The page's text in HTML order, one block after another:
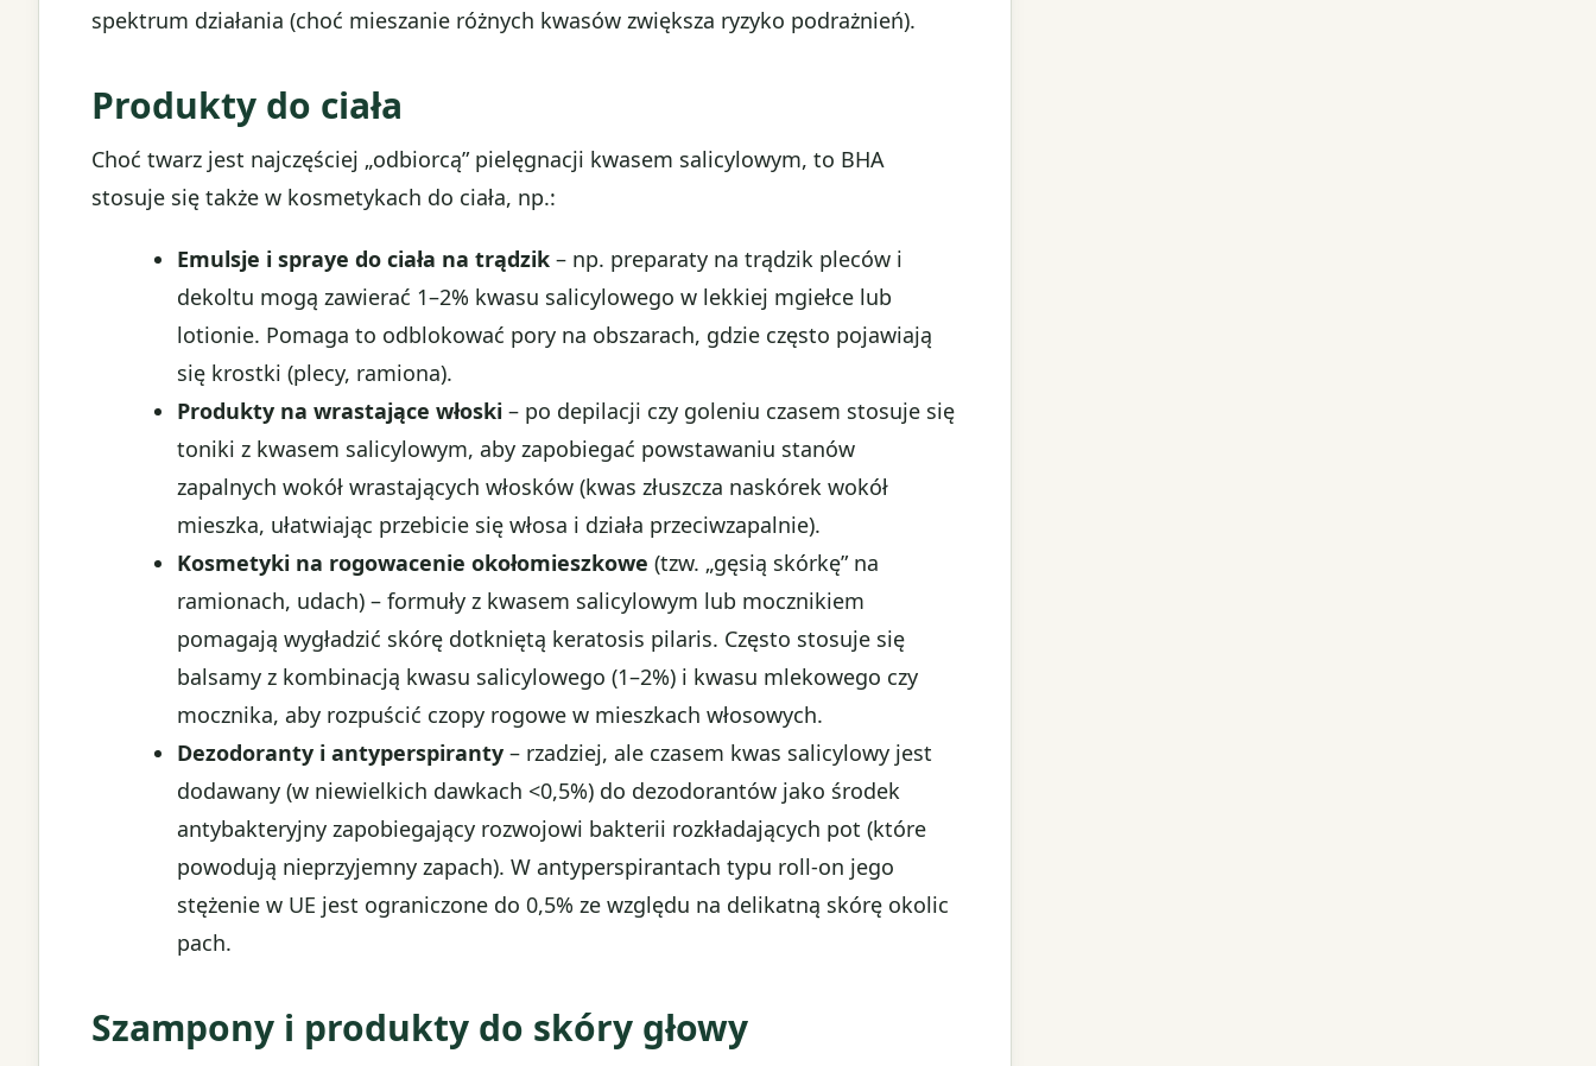
spektrum działania (choć mieszanie różnych kwasów zwiększa ryzyko podrażnień).
Produkty do ciała
Choć twarz jest najczęściej „odbiorcą” pielęgnacji kwasem salicylowym, to BHA
stosuje się także w kosmetykach do ciała, np.:
Emulsje i spraye do ciała na trądzik – np. preparaty na trądzik pleców i
dekoltu mogą zawierać 1–2% kwasu salicylowego w lekkiej mgiełce lub
lotionie. Pomaga to odblokować pory na obszarach, gdzie często pojawiają
się krostki (plecy, ramiona).
Produkty na wrastające włoski – po depilacji czy goleniu czasem stosuje się
toniki z kwasem salicylowym, aby zapobiegać powstawaniu stanów
zapalnych wokół wrastających włosków (kwas złuszcza naskórek wokół
mieszka, ułatwiając przebicie się włosa i działa przeciwzapalnie).
Kosmetyki na rogowacenie okołomieszkowe (tzw. „gęsią skórkę” na
ramionach, udach) – formuły z kwasem salicylowym lub mocznikiem
pomagają wygładzić skórę dotkniętą keratosis pilaris. Często stosuje się
balsamy z kombinacją kwasu salicylowego (1–2%) i kwasu mlekowego czy
mocznika, aby rozpuścić czopy rogowe w mieszkach włosowych.
Dezodoranty i antyperspiranty – rzadziej, ale czasem kwas salicylowy jest
dodawany (w niewielkich dawkach <0,5%) do dezodorantów jako środek
antybakteryjny zapobiegający rozwojowi bakterii rozkładających pot (które
powodują nieprzyjemny zapach). W antyperspirantach typu roll-on jego
stężenie w UE jest ograniczone do 0,5% ze względu na delikatną skórę okolic
pach.
Szampony i produkty do skóry głowy